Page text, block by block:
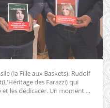
(la Fille aux Baskets), Rudolf
des Farazzi) qui
les dédicacer. Un moment ...